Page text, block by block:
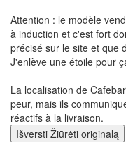
Attention : le modèle
à induction et c'est fort
précisé sur le site et que
J'enlève une étoile pour
La localisation de
peur, mais ils
réactifs à la livraison.
Išversti Žiūrėti originalą